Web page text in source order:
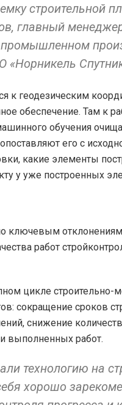
строительной
главный
промышленном
«Норникель
к геодезическим
обеспечение. Там к
обучения
его с
какие элементы
у уже построенных
ключевым
работ
цикле строительно-
сокращение сроков
снижение
выполненных работ.
технологию на
хорошо